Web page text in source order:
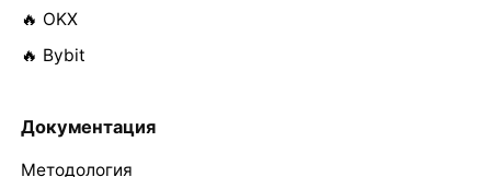
🔥 OKX
🔥 Bybit
Документация
Методология